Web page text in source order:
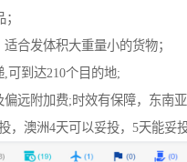
合发体积大重量小的货物；
可到达210个目的地;
偏远附加费;时效有保障，东南
，澳洲4天可以妥投，5天能妥